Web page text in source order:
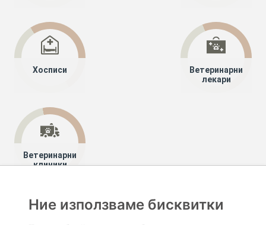
Хосписи
Ветеринарни
лекари
Ветеринарни
клиники
Специалисти
Ние използваме бисквитки